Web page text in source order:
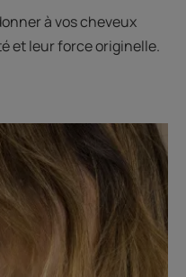
à vos cheveux
et leur force originelle.